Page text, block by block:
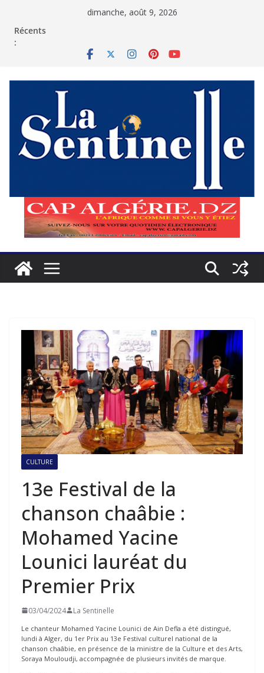
dimanche, août 9, 2026
Récents
:
CULTURE
13e Festival de la
chanson chaâbie :
Mohamed Yacine
Lounici lauréat du
Premier Prix
03/04/2024 La Sentinelle
Le chanteur Mohamed Yacine Lounici de Ain Defla a été distingué,
lundi à Alger, du 1er Prix au 13e Festival culturel national de la
chanson chaâbie, en présence de la ministre de la Culture et des Arts,
Soraya Mouloudji, accompagnée de plusieurs invités de marque.